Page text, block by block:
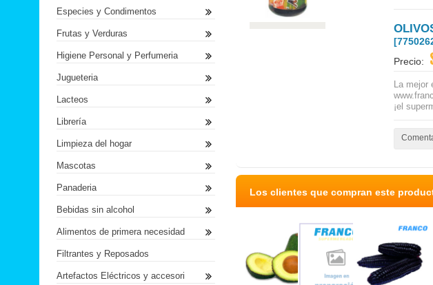
Precio:
La mejor
¡el
Los clientes que compran este
Especies y Condimentos
Frutas y Verduras
Higiene Personal y Perfumeria
Jugueteria
Lacteos
Librería
Limpieza del hogar
Mascotas
Panaderia
Bebidas sin alcohol
Alimentos de primera necesidad
Filtrantes y Reposados
Artefactos Eléctricos y accesori